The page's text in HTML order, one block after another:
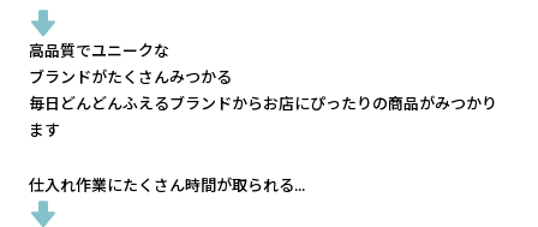
高品質でユニークな
ブランドがたくさんみつかる
毎日どんどんふえるブランドからお店にぴったりの商品がみつかり
ます
仕入れ作業にたくさん時間が取られる...